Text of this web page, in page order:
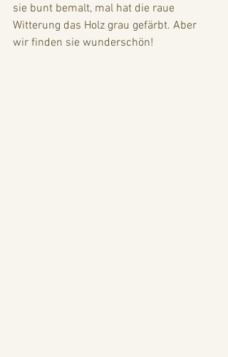
sie bunt bemalt, mal hat die raue
Witterung das Holz grau gefärbt. Aber
wir finden sie wunderschön!